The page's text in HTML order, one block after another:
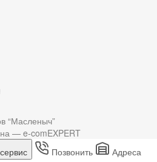
“Масленыч”
— e-comEXPERT
Позвонить Адреса